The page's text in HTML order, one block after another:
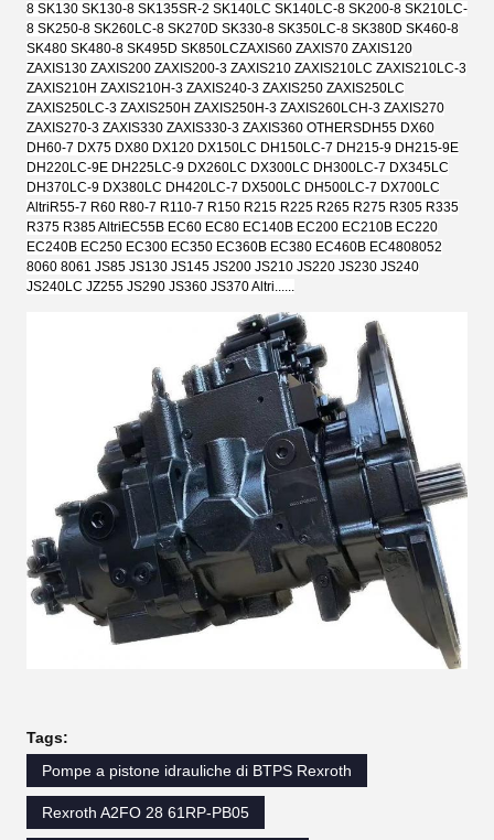
8 SK130 SK130-8 SK135SR-2 SK140LC SK140LC-8 SK200-8 SK210LC-
8 SK250-8 SK260LC-8 SK270D SK330-8 SK350LC-8 SK380D SK460-8
SK480 SK480-8 SK495D SK850LCZAXIS60 ZAXIS70 ZAXIS120
ZAXIS130 ZAXIS200 ZAXIS200-3 ZAXIS210 ZAXIS210LC ZAXIS210LC-3
ZAXIS210H ZAXIS210H-3 ZAXIS240-3 ZAXIS250 ZAXIS250LC
ZAXIS250LC-3 ZAXIS250H ZAXIS250H-3 ZAXIS260LCH-3 ZAXIS270
ZAXIS270-3 ZAXIS330 ZAXIS330-3 ZAXIS360 OTHERSDH55 DX60
DH60-7 DX75 DX80 DX120 DX150LC DH150LC-7 DH215-9 DH215-9E
DH220LC-9E DH225LC-9 DX260LC DX300LC DH300LC-7 DX345LC
DH370LC-9 DX380LC DH420LC-7 DX500LC DH500LC-7 DX700LC
Altri R55-7 R60 R80-7 R110-7 R150 R215 R225 R265 R275 R305 R335
R375 R385 Altri EC55B EC60 EC80 EC140B EC200 EC210B EC220
EC240B EC250 EC300 EC350 EC360B EC380 EC460B EC4808052
8060 8061 JS85 JS130 JS145 JS200 JS210 JS220 JS230 JS240
JS240LC JZ255 JS290 JS360 JS370 Altri......
Tags:
Pompe a pistone idrauliche di BTPS Rexroth
Rexroth A2FO 28 61RP-PB05